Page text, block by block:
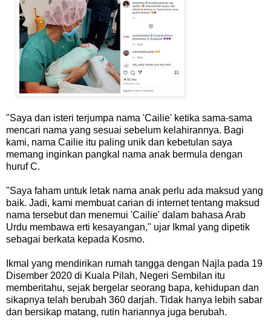
"Saya dan isteri terjumpa nama 'Cailie' ketika sama-sama
mencari nama yang sesuai sebelum kelahirannya. Bagi
kami, nama Cailie itu paling unik dan kebetulan saya
memang inginkan pangkal nama anak bermula dengan
huruf C.
"Saya faham untuk letak nama anak perlu ada maksud yang
baik. Jadi, kami membuat carian di internet tentang maksud
nama tersebut dan menemui 'Cailie' dalam bahasa Arab
Urdu membawa erti kesayangan," ujar Ikmal yang dipetik
sebagai berkata kepada Kosmo.
Ikmal yang mendirikan rumah tangga dengan Najla pada 19
Disember 2020 di Kuala Pilah, Negeri Sembilan itu
memberitahu, sejak bergelar seorang bapa, kehidupan dan
sikapnya telah berubah 360 darjah. Tidak hanya lebih sabar
dan bersikap matang, rutin hariannya juga berubah.